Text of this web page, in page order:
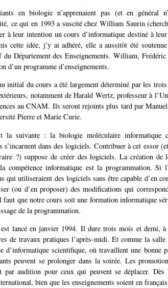
en biologie n’apprenaient pas (et en général
ce qui en 1993 a suscité chez William Saurin
à leur intention un cours d’informatique destiné à
cette idée, j’y ai adhéré, elle a aussitôt été
du Département des Enseignements. William,
d’un programme d’enseignements.
initial du cours a été largement déterminé par les
notamment de Harald Wertz, professeur à
au CNAM. Ils seront rejoints plus tard par
Pierre et Marie Curie.
la suivante : la biologie moléculaire informatique
s’incarnent dans des logiciels. Contribuer à cet essor
?) suppose de créer des logiciels. La création de
compétence informatique est la programmation. Si
qui utiliseraient des logiciels sans être capable d’en
(ou d’en proposer) des modifications qui
faut que notre cours soit une formation informatique
de la programmation.
lancé en janvier 1994. Il dure trois mois et demi,
de travaux pratiques l’après-midi. Et comme la
d’informatique scientifique, où travaillent une bonne
peuvent se prolonger dans la soirée. Les
par audition pour ceux qui peuvent se déplacer.
bien que les enseignements soient en